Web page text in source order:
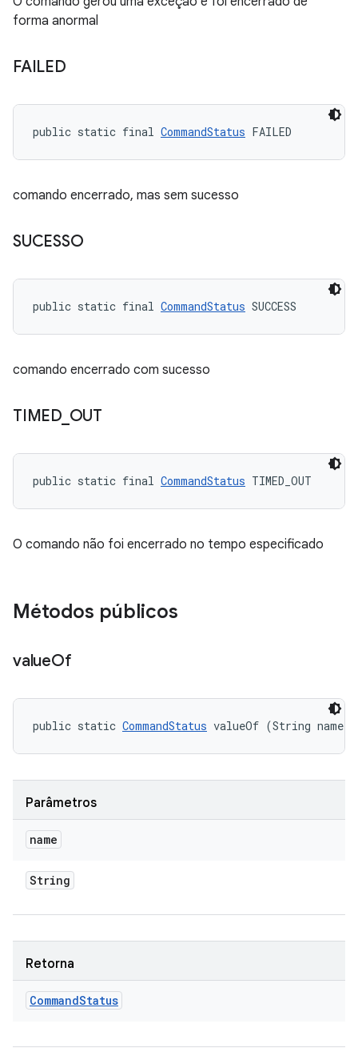
forma anormal
FAILED
public static final CommandStatus FAILED
comando encerrado, mas sem sucesso
SUCESSO
public static final CommandStatus SUCCESS
comando encerrado com sucesso
TIMED_ OUT
public static final CommandStatus TIMED_OUT
O comando não foi encerrado no tempo especificado
Métodos públicos
valueOf
public static CommandStatus valueOf (String name)
Parâmetros
name
String
Retorna
CommandStatus